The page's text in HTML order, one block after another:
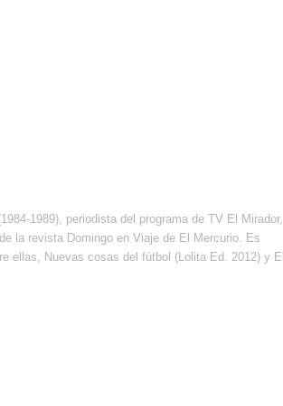
1989), periodista del programa de TV El Mirador,
la revista Domingo en Viaje de El Mercurio. Es
ellas, Nuevas cosas del fútbol (Lolita Ed. 2012) y El